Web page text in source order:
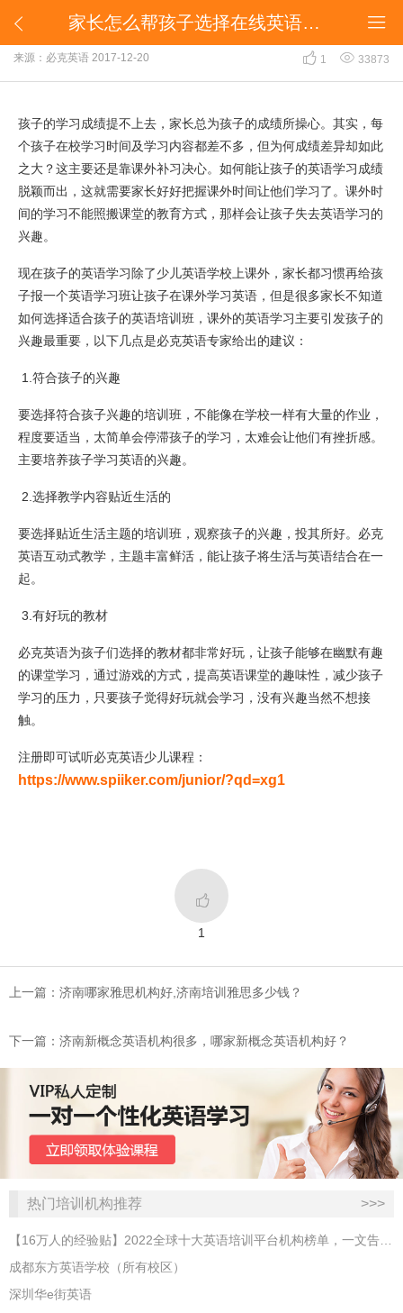
 
家长怎么帮孩子选择在线英语培训班？
家长怎么帮孩子选择在线英语培训班？
来源：必克英语 2017-12-20  1  33873
孩子的学习成绩提不上去，家长总为孩子的成绩所操心。其实，每
个孩子在校学习时间及学习内容都差不多，但为何成绩差异却如此
之大？这主要还是靠课外补习决心。如何能让孩子的英语学习成绩
脱颖而出，这就需要家长好好把握课外时间让他们学习了。课外时
间的学习不能照搬课堂的教育方式，那样会让孩子失去英语学习的
兴趣。
现在孩子的英语学习除了少儿英语学校上课外，家长都习惯再给孩
子报一个英语学习班让孩子在课外学习英语，但是很多家长不知道
如何选择适合孩子的英语培训班，课外的英语学习主要引发孩子的
兴趣最重要，以下几点是必克英语专家给出的建议：
1.符合孩子的兴趣
要选择符合孩子兴趣的培训班，不能像在学校一样有大量的作业，
程度要适当，太简单会停滞孩子的学习，太难会让他们有挫折感。
主要培养孩子学习英语的兴趣。
2.选择教学内容贴近生活的
要选择贴近生活主题的培训班，观察孩子的兴趣，投其所好。必克
英语互动式教学，主题丰富鲜活，能让孩子将生活与英语结合在一
起。
3.有好玩的教材
必克英语为孩子们选择的教材都非常好玩，让孩子能够在幽默有趣
的课堂学习，通过游戏的方式，提高英语课堂的趣味性，减少孩子
学习的压力，只要孩子觉得好玩就会学习，没有兴趣当然不想接
触。
注册即可试听必克英语少儿课程：
https://www.spiiker.com/junior/?qd=xg1

1
上一篇：济南哪家雅思机构好,济南培训雅思多少钱？
下一篇：济南新概念英语机构很多，哪家新概念英语机构好？
热门培训机构推荐 >>>
【16万人的经验贴】2022全球十大英语培训平台机构榜单，一文告诉你
成都东方英语学校（所有校区）
深圳华e街英语